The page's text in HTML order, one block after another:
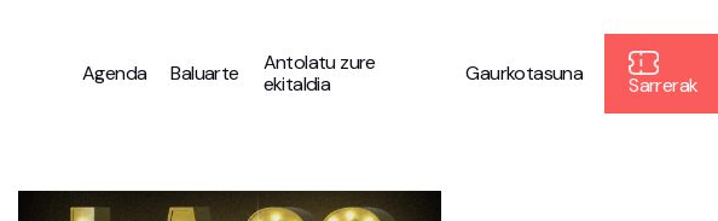
Agenda Baluarte
Antolatu zure
ekitaldia
Gaurkotasuna Sarrerak